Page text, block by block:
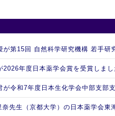
第15回 自然科学研究機構 若手研
年度日本薬学会賞を受賞しまし
令和7年度日本生化学会中部支部
先生（京都大学）の日本薬学会東